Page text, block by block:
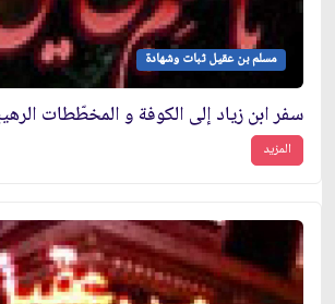
مسلم بن عقيل ثبات وشهادة
سفر ابن زياد إلى الكوفة و المخطّطات
المزيد